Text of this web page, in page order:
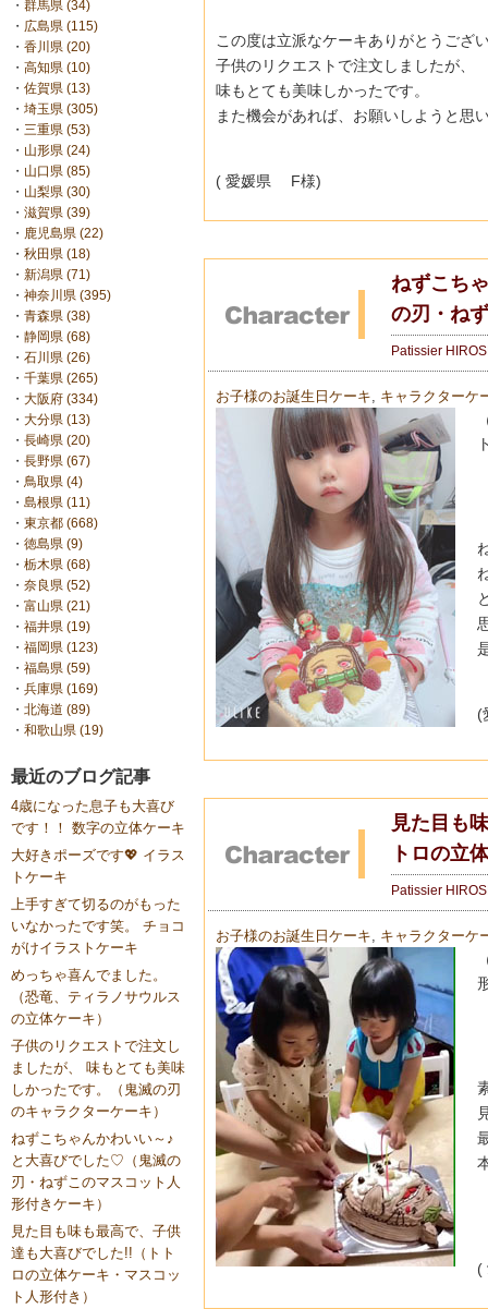
・ 群馬県 (34)
・ 広島県 (115)
・ 香川県 (20)
・ 高知県 (10)
・ 佐賀県 (13)
・ 埼玉県 (305)
・ 三重県 (53)
・ 山形県 (24)
・ 山口県 (85)
・ 山梨県 (30)
・ 滋賀県 (39)
・ 鹿児島県 (22)
・ 秋田県 (18)
・ 新潟県 (71)
・ 神奈川県 (395)
・ 青森県 (38)
・ 静岡県 (68)
・ 石川県 (26)
・ 千葉県 (265)
・ 大阪府 (334)
・ 大分県 (13)
・ 長崎県 (20)
・ 長野県 (67)
・ 鳥取県 (4)
・ 島根県 (11)
・ 東京都 (668)
・ 徳島県 (9)
・ 栃木県 (68)
・ 奈良県 (52)
・ 富山県 (21)
・ 福井県 (19)
・ 福岡県 (123)
・ 福島県 (59)
・ 兵庫県 (169)
・ 北海道 (89)
・ 和歌山県 (19)
最近のブログ記事
4歳になった息子も大喜び
です！！ 数字の立体ケーキ
大好きポーズです💖 イラス
トケーキ
上手すぎて切るのがもった
いなかったです笑。 チョコ
がけイラストケーキ
めっちゃ喜んでました。
（恐竜、ティラノサウルス
の立体ケーキ）
子供のリクエストで注文し
ましたが、 味もとても美味
しかったです。（鬼滅の刃
のキャラクターケーキ）
ねずこちゃんかわいい～♪
と大喜びでした♡（鬼滅の
刃・ねずこのマスコット人
形付きケーキ）
見た目も味も最高で、子供
達も大喜びでした!!（トト
ロの立体ケーキ・マスコッ
ト人形付き）
この度は立派なケーキありがとうござ
子供のリクエストで注文しましたが、
味もとても美味しかったです。
また機会があれば、お願いしようと思
( 愛媛県 F様)
ねずこち
の刃・ね
Patissier
お子様のお誕生日ケーキ キャラクターケ
(
見た目も
トロの立
Patissier
お子様のお誕生日ケーキ キャラクターケ
(